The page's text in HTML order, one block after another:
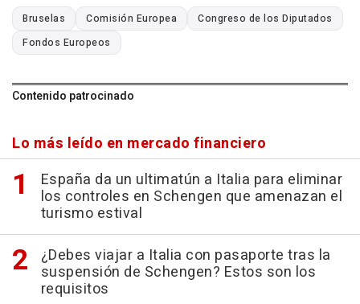
Bruselas Comisión Europea
Congreso de los Diputados
Fondos Europeos
Contenido patrocinado
Lo más leído en mercado financiero
España da un ultimatún a Italia para eliminar
los controles en Schengen que amenazan el
turismo estival
¿Debes viajar a Italia con pasaporte tras la
suspensión de Schengen? Estos son los
requisitos